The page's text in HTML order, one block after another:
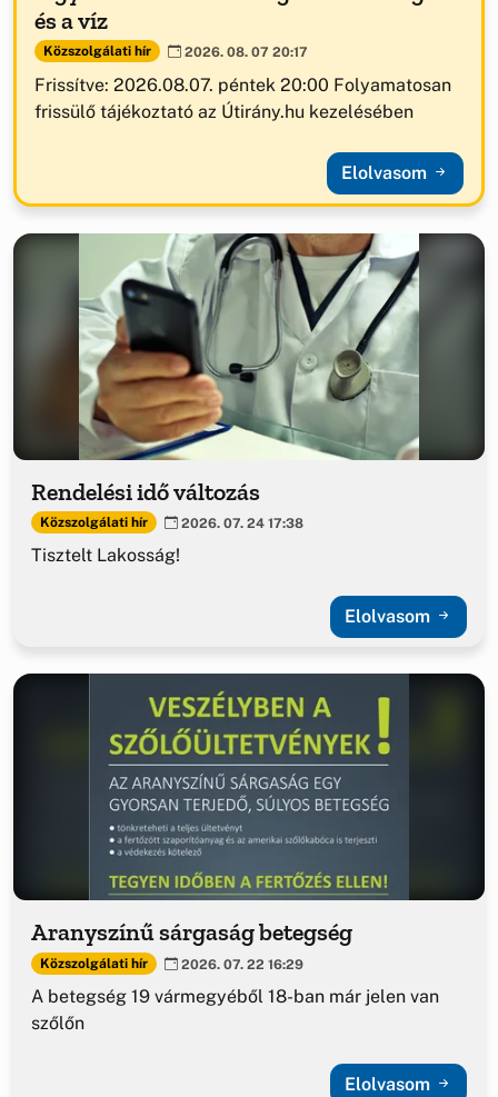
és a víz
Közszolgálati hír 2026. 08. 07 20:17
Frissítve: 2026.08.07. péntek 20:00 Folyamatosan
frissülő tájékoztató az Útirány.hu kezelésében
Elolvasom
Rendelési idő változás
Közszolgálati hír 2026. 07. 24 17:38
Tisztelt Lakosság!
Elolvasom
Aranyszínű sárgaság betegség
Közszolgálati hír 2026. 07. 22 16:29
A betegség 19 vármegyéből 18-ban már jelen van
szőlőn
Elolvasom